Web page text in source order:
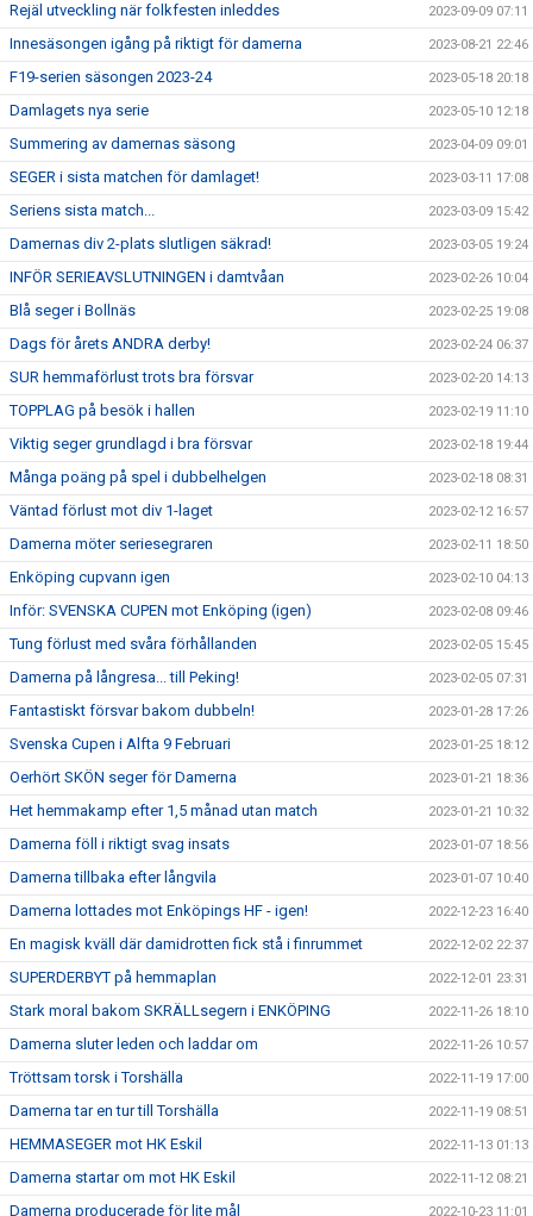
Rejäl utveckling när folkfesten inleddes 2023-09-09 07:11
Innesäsongen igång på riktigt för damerna 2023-08-21 22:46
F19-serien säsongen 2023-24 2023-05-18 20:18
Damlagets nya serie 2023-05-10 12:18
Summering av damernas säsong 2023-04-09 09:01
SEGER i sista matchen för damlaget! 2023-03-11 17:08
Seriens sista match... 2023-03-09 15:42
Damernas div 2-plats slutligen säkrad! 2023-03-05 19:24
INFÖR SERIEAVSLUTNINGEN i damtvåan 2023-02-26 10:04
Blå seger i Bollnäs 2023-02-25 19:08
Dags för årets ANDRA derby! 2023-02-24 06:37
SUR hemmaförlust trots bra försvar 2023-02-20 14:13
TOPPLAG på besök i hallen 2023-02-19 11:10
Viktig seger grundlagd i bra försvar 2023-02-18 19:44
Många poäng på spel i dubbelhelgen 2023-02-18 08:31
Väntad förlust mot div 1-laget 2023-02-12 16:57
Damerna möter seriesegraren 2023-02-11 18:50
Enköping cupvann igen 2023-02-10 04:13
Inför: SVENSKA CUPEN mot Enköping (igen) 2023-02-08 09:46
Tung förlust med svåra förhållanden 2023-02-05 15:45
Damerna på långresa... till Peking! 2023-02-05 07:31
Fantastiskt försvar bakom dubbeln! 2023-01-28 17:26
Svenska Cupen i Alfta 9 Februari 2023-01-25 18:12
Oerhört SKÖN seger för Damerna 2023-01-21 18:36
Het hemmakamp efter 1,5 månad utan match 2023-01-21 10:32
Damerna föll i riktigt svag insats 2023-01-07 18:56
Damerna tillbaka efter långvila 2023-01-07 10:40
Damerna lottades mot Enköpings HF - igen! 2022-12-23 16:40
En magisk kväll där damidrotten fick stå i finrummet 2022-12-02 22:37
SUPERDERBYT på hemmaplan 2022-12-01 23:31
Stark moral bakom SKRÄLLsegern i ENKÖPING 2022-11-26 18:10
Damerna sluter leden och laddar om 2022-11-26 10:57
Tröttsam torsk i Torshälla 2022-11-19 17:00
Damerna tar en tur till Torshälla 2022-11-19 08:51
HEMMASEGER mot HK Eskil 2022-11-13 01:13
Damerna startar om mot HK Eskil 2022-11-12 08:21
Damerna producerade för lite mål 2022-10-23 11:01